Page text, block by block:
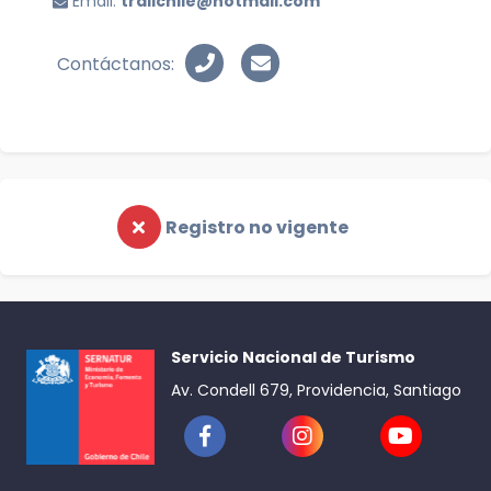
Contáctanos:
Registro no vigente
Servicio Nacional de Turismo
Av. Condell 679, Providencia, Santiago